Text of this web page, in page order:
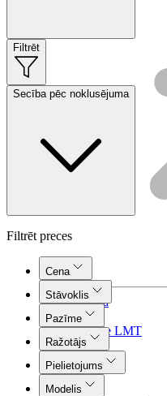
Plūsma
Aprite
Nāc pie LMT
Filtrēt
Secība pēc noklusējuma
Filtrēt preces
Cena
Stāvoklis
Pazīme
Ražotājs
Pielietojums
Modelis